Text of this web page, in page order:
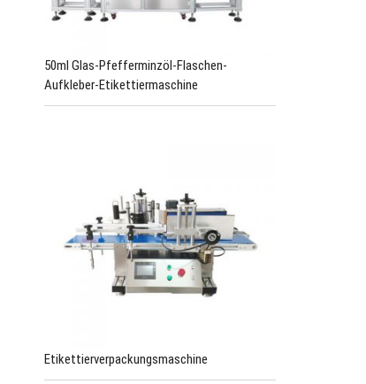
50ml Glas-Pfefferminzöl-Flaschen-
Aufkleber-Etikettiermaschine
Etikettierverpackungsmaschine